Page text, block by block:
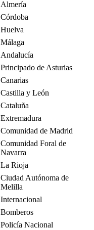
Almería
Córdoba
Huelva
Málaga
Andalucía
Principado de Asturias
Canarias
Castilla y León
Cataluña
Extremadura
Comunidad de Madrid
Comunidad Foral de
Navarra
La Rioja
Ciudad Autónoma de
Melilla
Internacional
Bomberos
Policía Nacional